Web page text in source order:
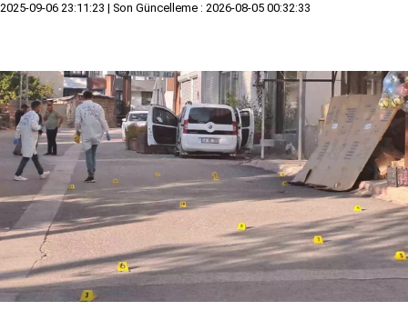
2025-09-06 23:11:23 | Son Güncelleme : 2026-08-05 00:32:33